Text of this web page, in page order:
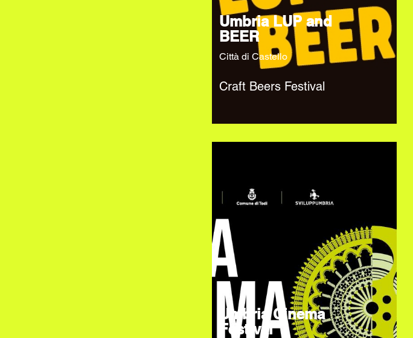
Umbria LUP and
BEER
Città di Castello
Craft Beers Festival
Umbria Cinema
Festival